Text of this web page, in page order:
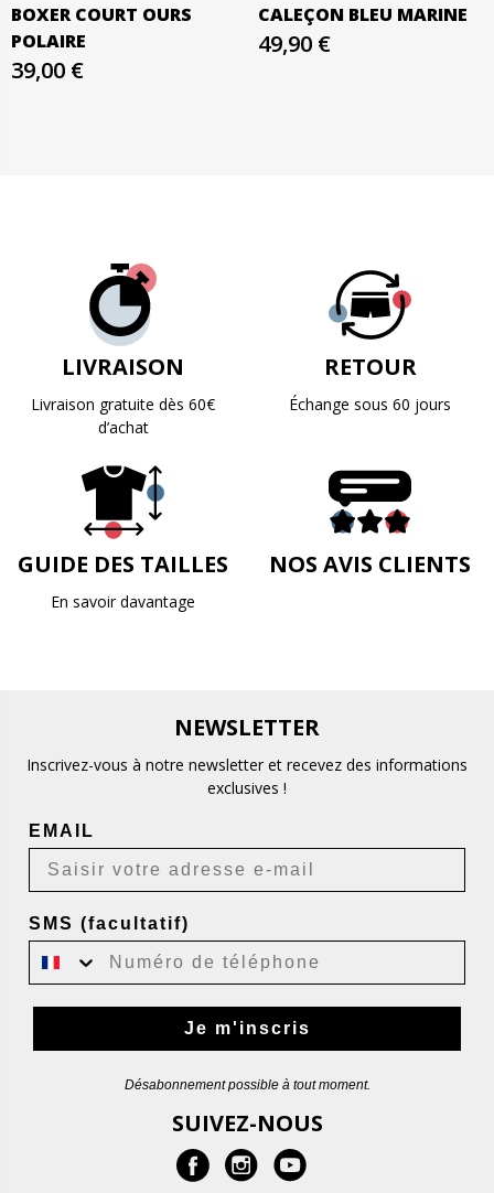
BOXER COURT OURS
POLAIRE
39,00 €
CALEÇON BLEU MARINE
49,90 €
LIVRAISON
Livraison gratuite dès 60€
d’achat
RETOUR
Échange sous 60 jours
GUIDE DES TAILLES
En savoir davantage
NOS AVIS CLIENTS
NEWSLETTER
Inscrivez-vous à notre newsletter et recevez des informations
exclusives !
EMAIL
SMS (facultatif)
Je m'inscris
Désabonnement possible à tout moment.
SUIVEZ-NOUS